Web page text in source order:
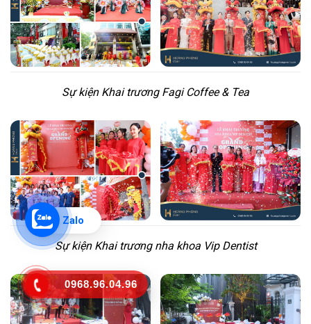
Sự kiện Khai trương Fagi Coffee & Tea
Sự kiện Khai trương nha khoa Vip Dentist
Zalo
0968.96.04.96